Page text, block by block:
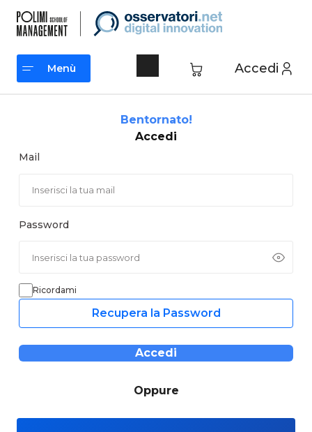
contenuto
Accedi
Menù
Bentornato!
Accedi
Mail
Password
Ricordami
Recupera la Password
Accedi
Oppure